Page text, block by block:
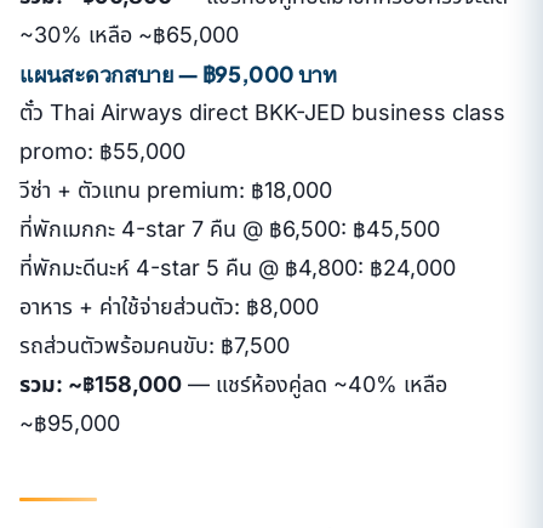
~30% เหลือ ~฿65,000
แผนสะดวกสบาย — ฿95,000 บาท
ตั๋ว Thai Airways direct BKK-JED business class
promo: ฿55,000
วีซ่า + ตัวแทน premium: ฿18,000
ที่พักเมกกะ 4-star 7 คืน @ ฿6,500: ฿45,500
ที่พักมะดีนะห์ 4-star 5 คืน @ ฿4,800: ฿24,000
อาหาร + ค่าใช้จ่ายส่วนตัว: ฿8,000
รถส่วนตัวพร้อมคนขับ: ฿7,500
รวม: ~฿158,000 — แชร์ห้องคู่ลด ~40% เหลือ
~฿95,000